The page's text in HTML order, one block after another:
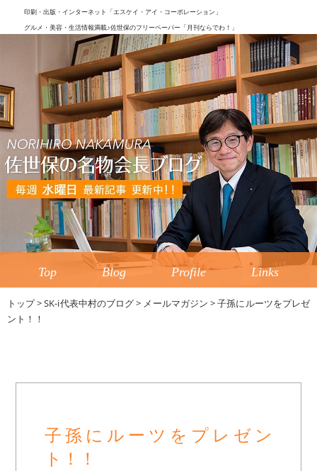
印刷・出版・インターネット「エスケイ・アイ・コーポレーション」
グルメ・美容・生活情報満載♪佐世保のフリーペーパー「月刊ならでわ！」
Top Blog Profile Links
トップ>SK-i代表中村のブログ> メールマガジン >子孫にルーツをプレゼ
ント！！
子孫にルーツをプレゼン
ト！！